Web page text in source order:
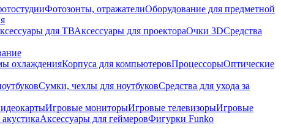
Фотозонты, отражателиОборудование для предметной
для ТВАксессуары для проектораОчки 3DСредства
охлажденияКорпуса для компьютеровПроцессорыОптические
Сумки, чехлы для ноутбуковСредства для ухода за
Игровые мониторыИгровые телевизорыИгровые
Аксессуары для геймеровФигурки Funko